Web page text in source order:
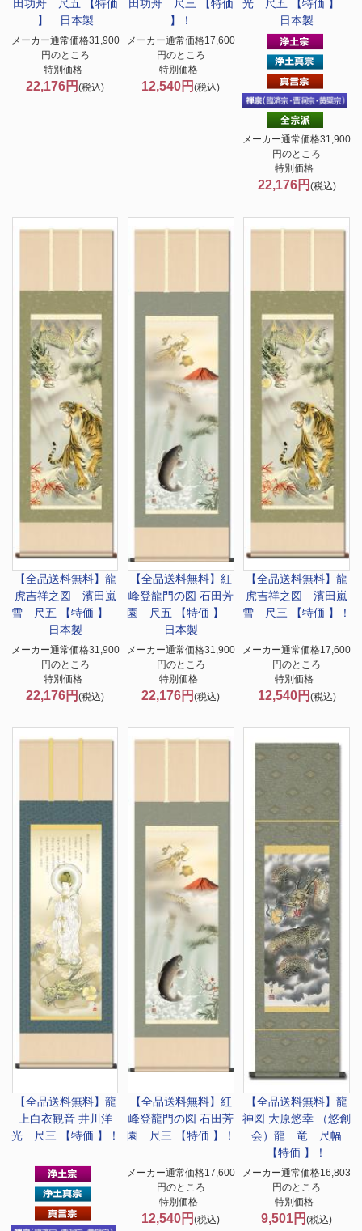
田功舟 尺五 【特価
】 日本製
メーカー通常価格31,900
円のところ
特別価格
22,176円(税込)
田功舟 尺三 【特価
】！
メーカー通常価格17,600
円のところ
特別価格
12,540円(税込)
光 尺五 【特価 】
日本製
メーカー通常価格31,900
円のところ
特別価格
22,176円 (税込)
【全品送料無料】 龍
虎吉祥之図 濱田嵐
雪 尺五 【特価 】
日本製
メーカー通常価格31,900
円のところ
特別価格
22,176円(税込)
【全品送料無料】 紅
峰登龍門の図 石田芳
園 尺五 【特価 】
日本製
メーカー通常価格31,900
円のところ
特別価格
22,176円(税込)
【全品送料無料】龍
虎吉祥之図 濱田嵐
雪 尺三 【特価 】！
メーカー通常価格17,600
円のところ
特別価格
12,540円 (税込)
【全品送料無料】 龍
上白衣観音 井川洋
光 尺三 【特価 】！
【全品送料無料】 紅
峰登龍門の図 石田芳
園 尺三 【特価 】！
メーカー通常価格17,600
円のところ
特別価格
12,540円(税込)
【全品送料無料】龍
神図 大原悠幸 （悠創
会）龍 竜 尺幅
【特価 】！
メーカー通常価格16,803
円のところ
特別価格
9,501円(税込)